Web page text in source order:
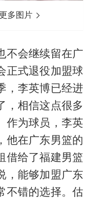
多图片
不会继续留在广
正式退役加盟球
，李英博已经进
，相信这点很多
作为球员，李英
他在广东男篮的
借给了福建男篮
，能够加盟广东
不错的选择。估